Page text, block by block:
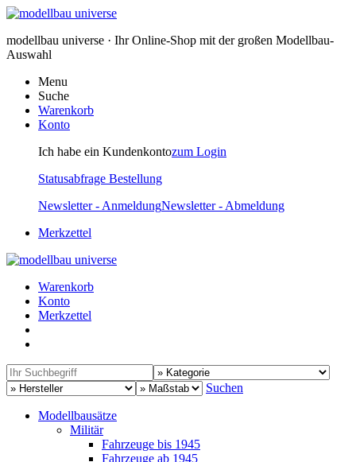
modellbau universe · Ihr Online-Shop mit der großen Modellbau-
Auswahl
Menu
Suche
Warenkorb
Konto
Ich habe ein Kundenkontozum Login
Statusabfrage Bestellung
Newsletter - AnmeldungNewsletter - Abmeldung
Merkzettel
Warenkorb
Konto
Merkzettel
Suchen
Modellbausätze
Militär
Fahrzeuge bis 1945
Fahrzeuge ab 1945